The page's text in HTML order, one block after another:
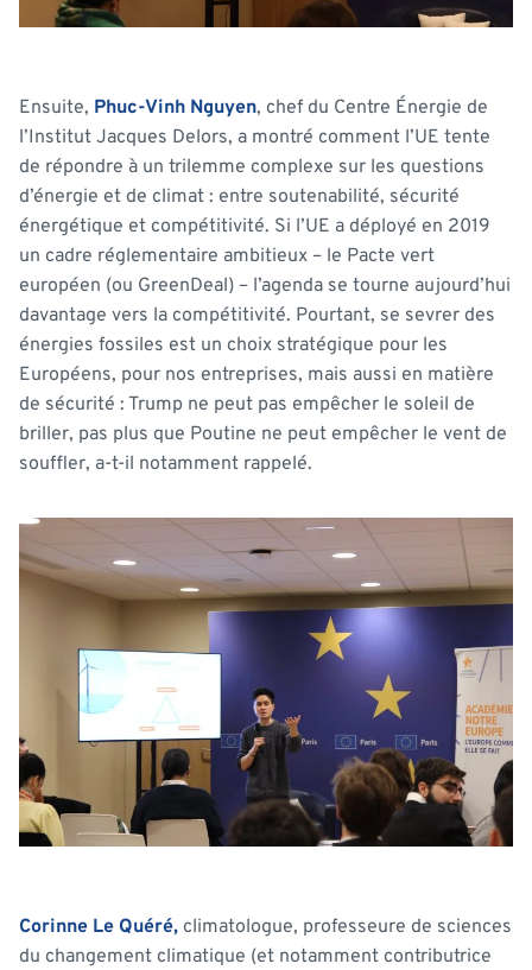
Ensuite, Phuc-Vinh Nguyen, chef du Centre Énergie de
l’Institut Jacques Delors, a montré comment l’UE tente
de répondre à un trilemme complexe sur les questions
d’énergie et de climat : entre soutenabilité, sécurité
énergétique et compétitivité. Si l’UE a déployé en 2019
un cadre réglementaire ambitieux – le Pacte vert
européen (ou GreenDeal) – l’agenda se tourne aujourd’hui
davantage vers la compétitivité. Pourtant, se sevrer des
énergies fossiles est un choix stratégique pour les
Européens, pour nos entreprises, mais aussi en matière
de sécurité : Trump ne peut pas empêcher le soleil de
briller, pas plus que Poutine ne peut empêcher le vent de
souffler, a-t-il notamment rappelé.
Corinne Le Quéré, climatologue, professeure de sciences
du changement climatique (et notamment contributrice